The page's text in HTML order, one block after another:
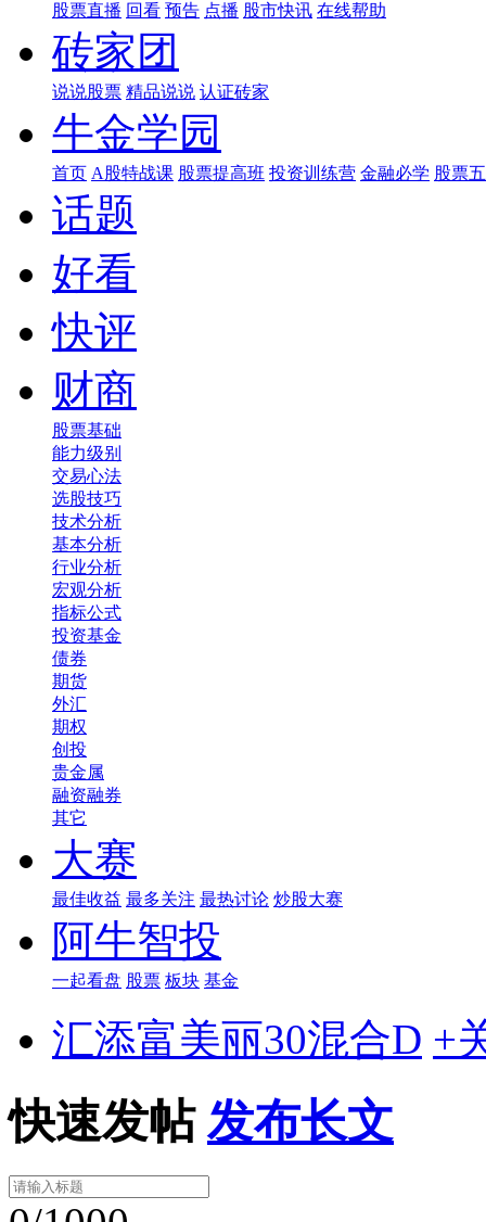
股票直播 回看 预告 点播 股市快讯 在线帮助
砖家团
说说股票 精品说说 认证砖家
牛金学园
首页 A股特战课 股票提高班 投资训练营 金融必学 股票
话题
好看
快评
财商
股票基础
能力级别
交易心法
选股技巧
技术分析
基本分析
行业分析
宏观分析
指标公式
投资基金
债券
期货
外汇
期权
创投
贵金属
融资融券
其它
大赛
最佳收益 最多关注 最热讨论 炒股大赛
阿牛智投
一起看盘 股票 板块 基金
汇添富美丽30混合D +
快速发帖 发布长文